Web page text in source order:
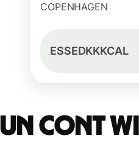
COPENHAGEN
ESSEDKKKCAL
Un cont